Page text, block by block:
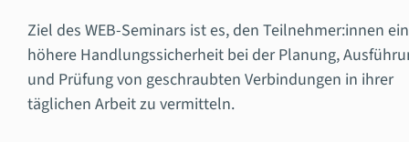
Ziel des WEB-Seminars ist es, den Teilnehmer:innen
höhere Handlungssicherheit bei der Planung,
und Prüfung von geschraubten Verbindungen in ihrer
täglichen Arbeit zu vermitteln.